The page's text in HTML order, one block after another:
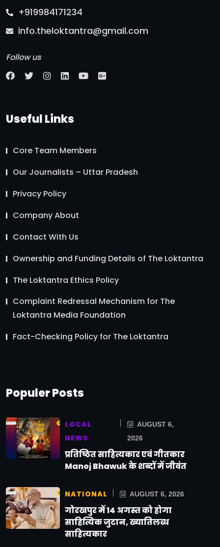
+919984171234
info.theloktantra@gmail.com
Follow us
Useful Links
Core Team Members
Our Journalists – Uttar Pradesh
Privacy Policy
Company About
Contact With Us
Ownership and Funding Details of The Loktantra
The Loktantra Ethics Policy
Complaint Redressal Mechanism for The
Loktantra Media Foundation
Fact-Checking Policy for The Loktantra
Populer Posts
LOCAL
NEWS
AUGUST 6,
2026
प्रतिष्ठित साहित्यकार एवं गीतकार
Manoj Bhawuk के शब्दों में जीवंत
NATIONAL AUGUST 6, 2026
गोरखपुर में 14 अगस्त को होगा
साहित्यिक जुटान, ख्यातिलब्ध
साहित्यकार